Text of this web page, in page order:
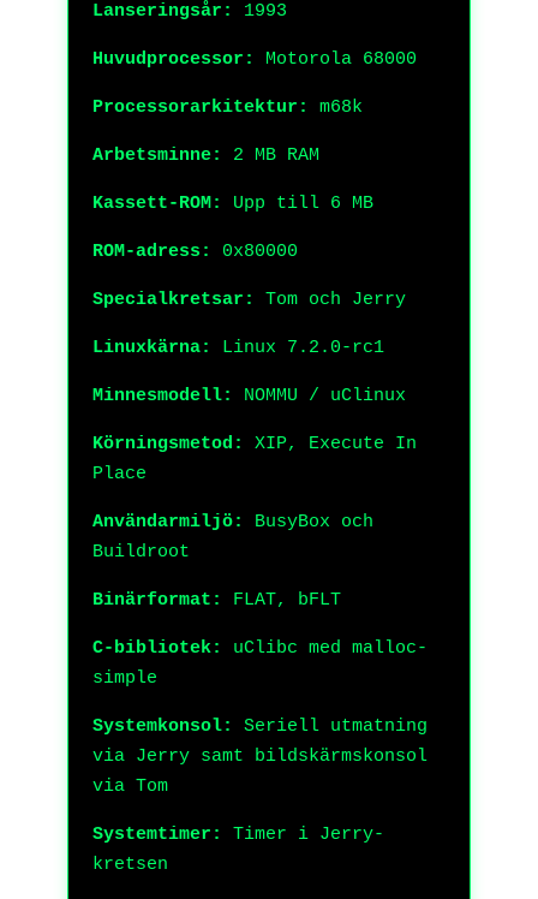
Lanseringsår: 1993
Huvudprocessor: Motorola 68000
Processorarkitektur: m68k
Arbetsminne: 2 MB RAM
Kassett-ROM: Upp till 6 MB
ROM-adress: 0x80000
Specialkretsar: Tom och Jerry
Linuxkärna: Linux 7.2.0-rc1
Minnesmodell: NOMMU / uClinux
Körningsmetod:
XIP, Execute In
Place
Användarmiljö:
BusyBox och
Buildroot
Binärformat: FLAT, bFLT
C-bibliotek:
uClibc med malloc-
simple
Systemkonsol:
Seriell utmatning
via Jerry samt bildskärmskonsol
via Tom
Systemtimer:
Timer i Jerry-
kretsen